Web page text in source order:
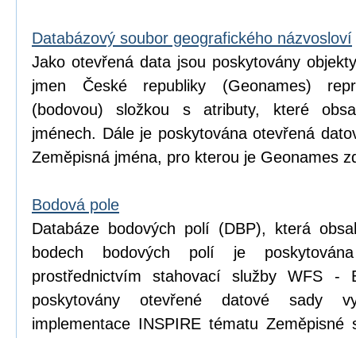
Databázový soubor geografického názvosloví
Jako otevřená data jsou poskytovány
jmen České republiky (Geonames)
(bodovou) složkou s atributy, které
jménech. Dále je poskytována otevřená
Zeměpisná jména, pro kterou je Geonames
Bodová pole
Databáze bodových polí (DBP), která
bodech bodových polí je
prostřednictvím stahovací služby WFS -
poskytovány otevřené datové sady
implementace INSPIRE tématu Zeměpisné